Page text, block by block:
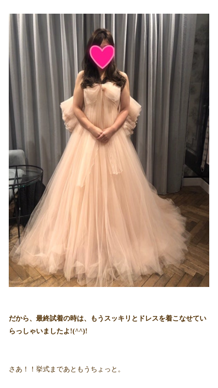
だから、最終試着の時は、もうスッキリとドレスを着こなせてい
らっしゃいましたよ!(^^)!
さあ！！挙式まであともうちょっと。